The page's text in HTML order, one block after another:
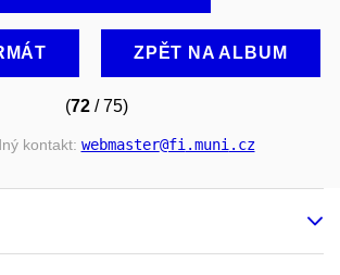
ZPĚT NA ALBUM
(72 / 75)
kontakt: webmaster@fi.muni.cz